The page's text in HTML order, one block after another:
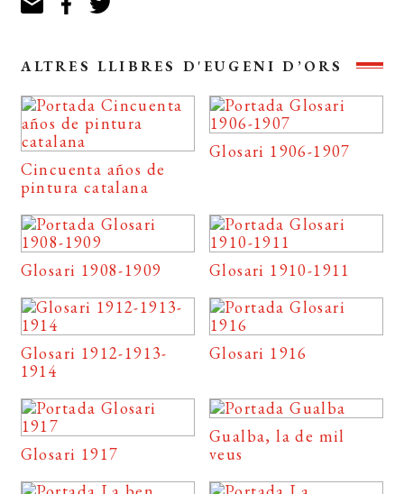
ALTRES LLIBRES D'EUGENI D’ORS
Cincuenta años de
pintura catalana
Glosari 1906-1907
Glosari 1908-1909 Glosari 1910-1911
Glosari 1912-1913-
1914
Glosari 1916
Glosari 1917
Gualba, la de mil
veus